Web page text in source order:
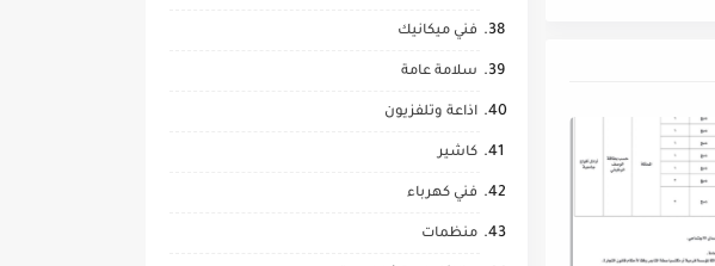
فني ميكانيك
سلامة عامة
اذاعة وتلفزيون
كاشير
فني كهرباء
منظمات